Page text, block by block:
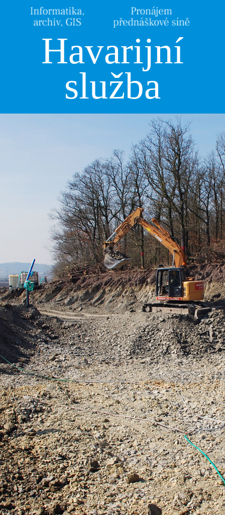
Havarijní
služba